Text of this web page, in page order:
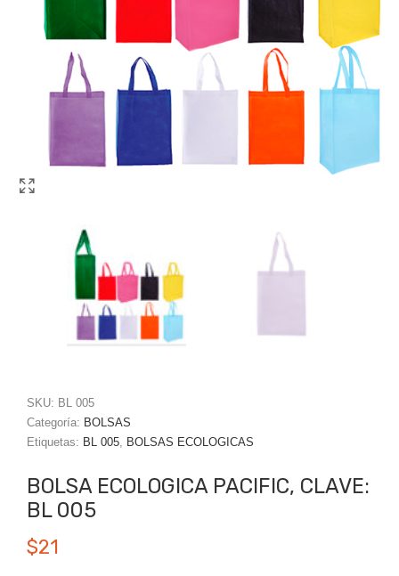
SKU: BL 005
Categoría: BOLSAS
Etiquetas: BL 005, BOLSAS ECOLOGICAS
BOLSA ECOLOGICA PACIFIC, CLAVE:
BL 005
$21